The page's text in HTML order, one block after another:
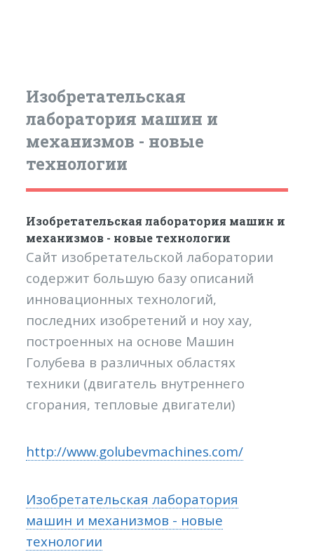
Изобретательская
лаборатория машин и
механизмов - новые
технологии
Изобретательская лаборатория машин и
механизмов - новые технологии
Сайт изобретательской лаборатории
содержит большую базу описаний
инновационных технологий,
последних изобретений и ноу хау,
построенных на основе Машин
Голубева в различных областях
техники (двигатель внутреннего
сгорания, тепловые двигатели)
http://www.golubevmachines.com/
Изобретательская лаборатория
машин и механизмов - новые
технологии